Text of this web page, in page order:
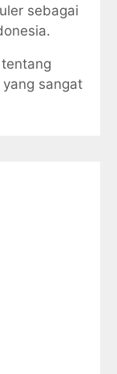
sebagai
sangat